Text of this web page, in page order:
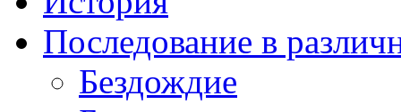
Последование в
Бездождие